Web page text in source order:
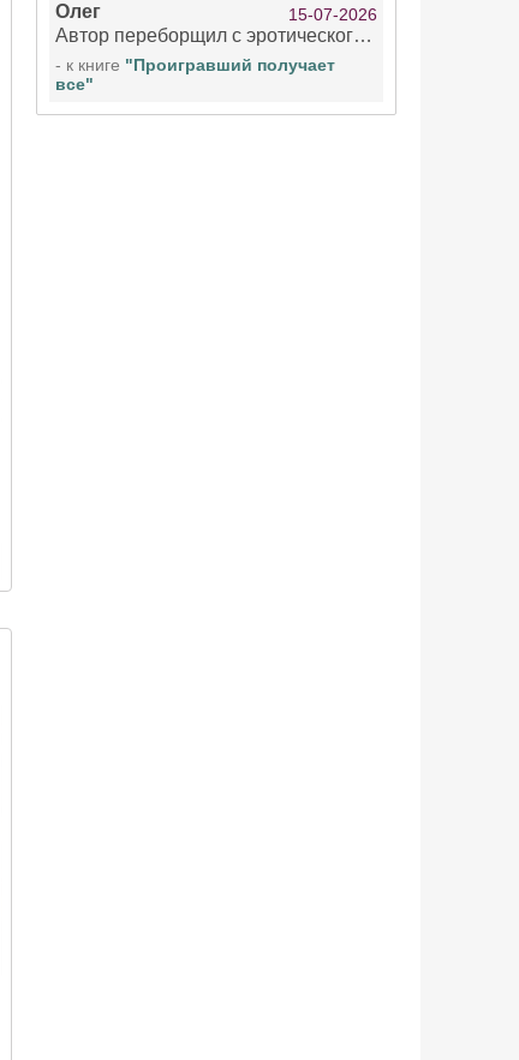
Олег 15-07-2026
Автор переборщил с эротического сценами. Похоже, с этим у него проблемы.
- к книге "Проигравший получает
все"